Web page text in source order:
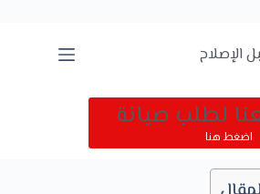
الإصلاح
لطلب صيانة
اضغط هنا